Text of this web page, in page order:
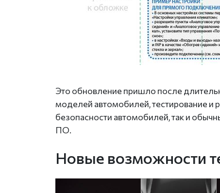
Это обновление пришло после
моделей автомобилей, тестирование и
безопасности автомобилей, так и
ПО.
Новые возможности